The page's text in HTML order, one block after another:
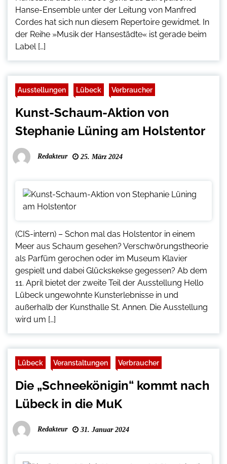
Hanse-Ensemble unter der Leitung von Manfred
Cordes hat sich nun diesem Repertoire gewidmet. In
der Reihe »Musik der Hansestädte« ist gerade beim
Label […]
Ausstellungen Lübeck Verbraucher
Kunst-Schaum-Aktion von
Stephanie Lüning am Holstentor
Redakteur 25. März 2024
(CIS-intern) – Schon mal das Holstentor in einem
Meer aus Schaum gesehen? Verschwörungstheorie
als Parfüm gerochen oder im Museum Klavier
gespielt und dabei Glückskekse gegessen? Ab dem
11. April bietet der zweite Teil der Ausstellung Hello
Lübeck ungewohnte Kunsterlebnisse in und
außerhalb der Kunsthalle St. Annen. Die Ausstellung
wird um […]
Lübeck Veranstaltungen Verbraucher
Die „Schneekönigin“ kommt nach
Lübeck in die MuK
Redakteur 31. Januar 2024